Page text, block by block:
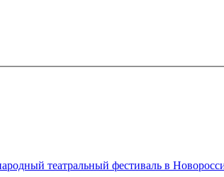
театральный фестиваль в